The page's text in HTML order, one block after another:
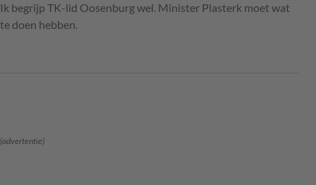
Ik begrijp TK-lid Oosenburg wel. Minister Plasterk moet wat
te doen hebben.
(advertentie)